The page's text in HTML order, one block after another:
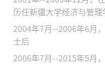
历任新疆大学经济与管
2004年7月--2006年6月
士后
2006年7月--2015年5月